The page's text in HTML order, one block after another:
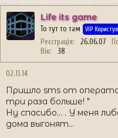
Life its game
То тут то там VIP
Реєстрація 26.06.07
Вік
38
02.11.14
Пришло sms от
три раза больше! "
Ну спасибо... . У меня
дома выгонят...